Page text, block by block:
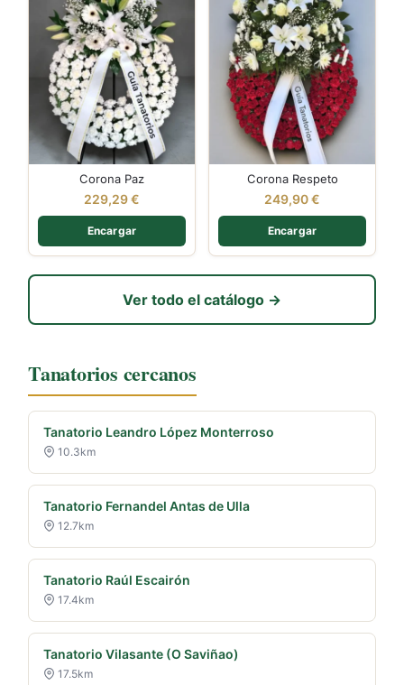
Corona Paz
229,29€
Encargar
Corona Respeto
249,90€
Encargar
Ver todo el catálogo →
Tanatorios cercanos
Tanatorio Leandro López Monterroso
10.3km
Tanatorio Fernandel Antas de Ulla
12.7km
Tanatorio Raúl Escairón
17.4km
Tanatorio Vilasante (O Saviñao)
17.5km